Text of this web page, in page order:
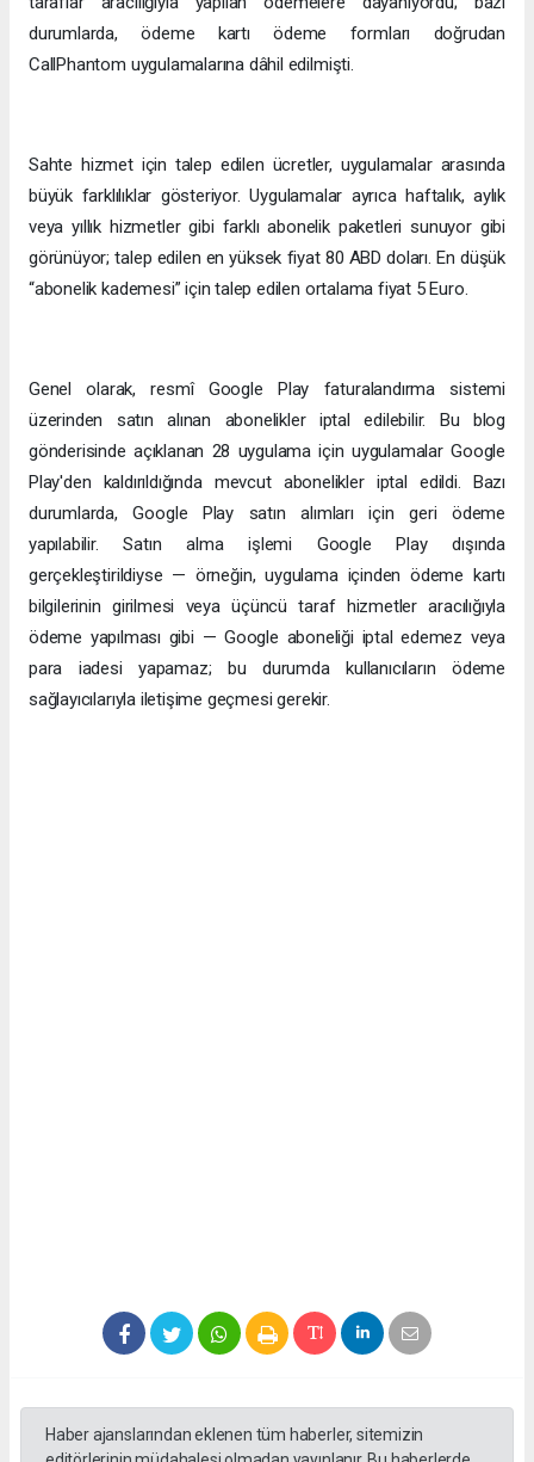
durumlarda, ödeme kartı ödeme formları doğrudan
CallPhantom uygulamalarına dâhil edilmişti.
Sahte hizmet için talep edilen ücretler, uygulamalar arasında
büyük farklılıklar gösteriyor. Uygulamalar ayrıca haftalık, aylık
veya yıllık hizmetler gibi farklı abonelik paketleri sunuyor gibi
görünüyor; talep edilen en yüksek fiyat 80 ABD doları. En düşük
“abonelik kademesi” için talep edilen ortalama fiyat 5 Euro.
Genel olarak, resmî Google Play faturalandırma sistemi
üzerinden satın alınan abonelikler iptal edilebilir. Bu blog
gönderisinde açıklanan 28 uygulama için uygulamalar Google
Play'den kaldırıldığında mevcut abonelikler iptal edildi. Bazı
durumlarda, Google Play satın alımları için geri ödeme
yapılabilir. Satın alma işlemi Google Play dışında
gerçekleştirildiyse — örneğin, uygulama içinden ödeme kartı
bilgilerinin girilmesi veya üçüncü taraf hizmetler aracılığıyla
ödeme yapılması gibi — Google aboneliği iptal edemez veya
para iadesi yapamaz; bu durumda kullanıcıların ödeme
sağlayıcılarıyla iletişime geçmesi gerekir.
Haber ajanslarından eklenen tüm haberler, sitemizin